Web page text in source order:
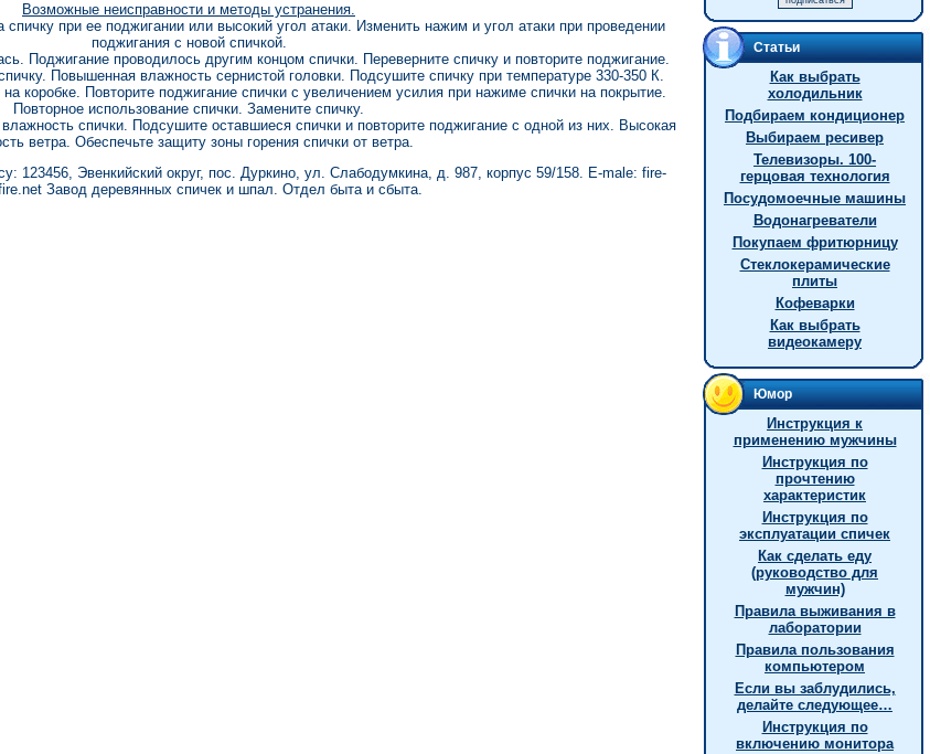
Возможные неисправности и методы устранения.
при ее поджигании или высокий угол атаки. Изменить нажим и угол атаки при проведении
поджигания с новой спичкой.
Поджигание проводилось другим концом спички. Переверните спичку и повторите поджигание.
Повышенная влажность сернистой головки. Подсушите спичку при температуре 330-350 К.
на коробке. Повторите поджигание спички с увеличением усилия при нажиме спички на покрытие.
Повторное использование спички. Замените спичку.
спички. Подсушите оставшиеся спички и повторите поджигание с одной из них. Высокая
ветра. Обеспечьте защиту зоны горения спички от ветра.
123456, Эвенкийский округ, пос. Дуркино, ул. Слабодумкина, д. 987, корпус 59/158. Е-male: fire-
Завод деревянных спичек и шпал. Отдел быта и сбыта.
Статьи
Как выбрать
холодильник
Подбираем кондиционер
Выбираем ресивер
Телевизоры. 100-
герцовая технология
Посудомоечные машины
Водонагреватели
Покупаем фритюрницу
Стеклокерамические
плиты
Кофеварки
Как выбрать
видеокамеру
Юмор
Инструкция к
применению мужчины
Инструкция по
прочтению
характеристик
Инструкция по
эксплуатации спичек
Как сделать еду
(руководство для
мужчин)
Правила выживания в
лаборатории
Правила пользования
компьютером
Если вы заблудились,
делайте следующее…
Инструкция по
включению монитора